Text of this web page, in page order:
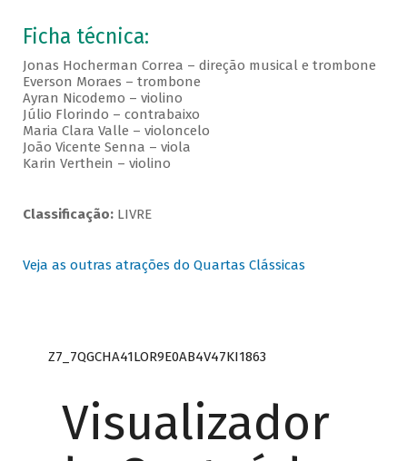
Ficha técnica:
Jonas Hocherman Correa – direção musical e trombone
Everson Moraes – trombone
Ayran Nicodemo – violino
Júlio Florindo – contrabaixo
Maria Clara Valle – violoncelo
João Vicente Senna – viola
Karin Verthein – violino
Classificação:LIVRE
Veja as outras atrações do Quartas Clássicas
Z7_7QGCHA41LOR9E0AB4V47KI1863
Visualizador